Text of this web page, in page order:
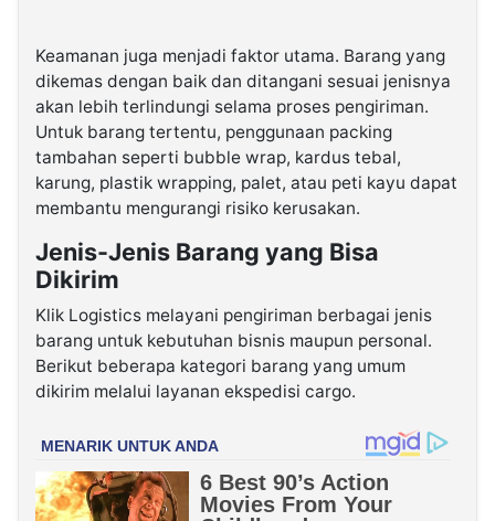
Keamanan juga menjadi faktor utama. Barang yang
dikemas dengan baik dan ditangani sesuai jenisnya
akan lebih terlindungi selama proses pengiriman.
Untuk barang tertentu, penggunaan packing
tambahan seperti bubble wrap, kardus tebal,
karung, plastik wrapping, palet, atau peti kayu dapat
membantu mengurangi risiko kerusakan.
Jenis-Jenis Barang yang Bisa
Dikirim
Klik Logistics melayani pengiriman berbagai jenis
barang untuk kebutuhan bisnis maupun personal.
Berikut beberapa kategori barang yang umum
dikirim melalui layanan ekspedisi cargo.